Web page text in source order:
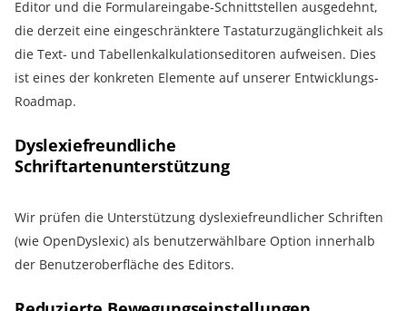
Editor und die Formulareingabe-Schnittstellen ausgedehnt,
die derzeit eine eingeschränktere Tastaturzugänglichkeit als
die Text- und Tabellenkalkulationseditoren aufweisen. Dies
ist eines der konkreten Elemente auf unserer Entwicklungs-
Roadmap.
Dyslexiefreundliche
Schriftartenunterstützung
Wir prüfen die Unterstützung dyslexiefreundlicher Schriften
(wie OpenDyslexic) als benutzerwählbare Option innerhalb
der Benutzeroberfläche des Editors.